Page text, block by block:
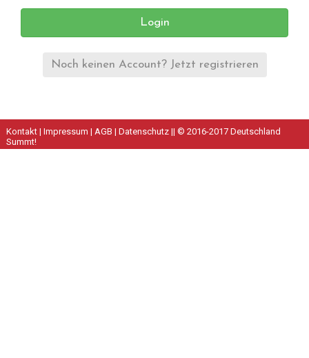
Noch keinen Account? Jetzt registrieren
Kontakt| Impressum | AGB | Datenschutz|| © 2016-2017 Deutschland
Summt!